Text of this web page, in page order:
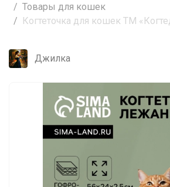
Товары для кошек
Когтеточка для кошек ТМ
Джилка